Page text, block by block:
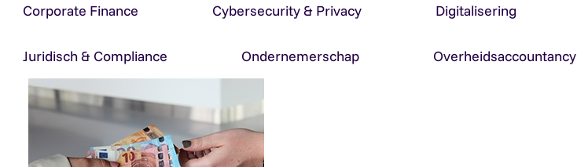
Accountancy & Bedrijfsadvies
Overheidsaccountants
Corporate Finance Cybersecurity & Privacy Digitalisering
Juridisch & Compliance Ondernemerschap Overheidsaccountancy